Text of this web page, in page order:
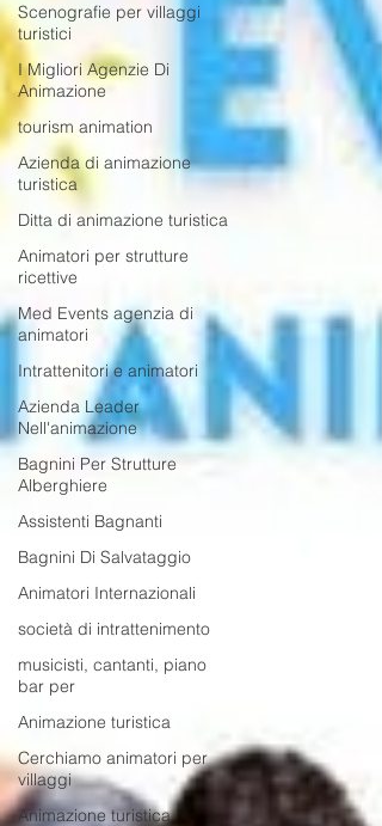
Scenografie per villaggi
turistici
I Migliori Agenzie Di
Animazione
tourism animation
Azienda di animazione
turistica
Ditta di animazione turistica
Animatori per strutture
ricettive
Med Events agenzia di
animatori
Intrattenitori e animatori
Azienda Leader
Nell'animazione
Bagnini Per Strutture
Alberghiere
Assistenti Bagnanti
Bagnini Di Salvataggio
Animatori Internazionali
società di intrattenimento
musicisti, cantanti, piano
bar per
Animazione turistica
Cerchiamo animatori per
villaggi
Animazione turistica